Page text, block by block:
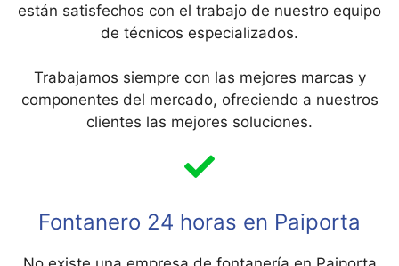
están satisfechos con el trabajo de nuestro equipo
de técnicos especializados.
Trabajamos siempre con las mejores marcas y
componentes del mercado, ofreciendo a nuestros
clientes las mejores soluciones.
Fontanero 24 horas en Paiporta